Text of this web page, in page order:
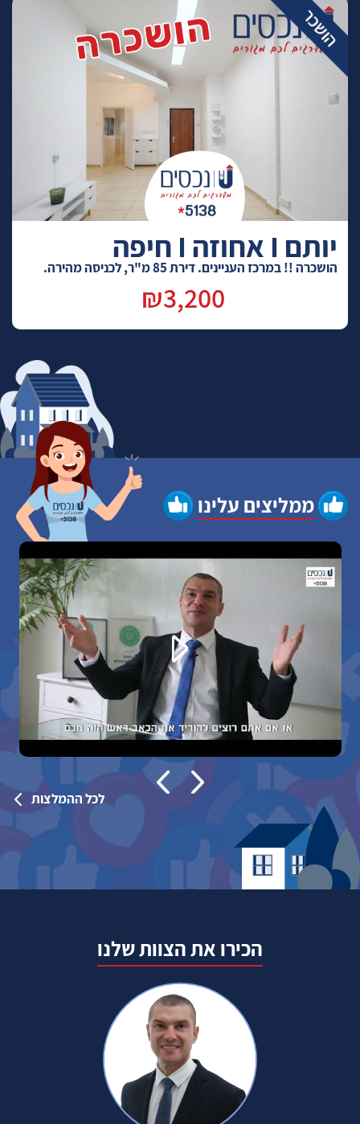
יותם I אחוזה I חיפה
הושכרה !! במרכז העניינים. דירת 85 מ"ר, לכניסה מהירה.
₪3,200
ממליצים עלינו
לכל ההמלצות
הכירו את הצוות שלנו